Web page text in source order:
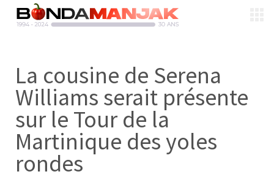
La cousine de Serena
Williams serait présente
sur le Tour de la
Martinique des yoles
rondes